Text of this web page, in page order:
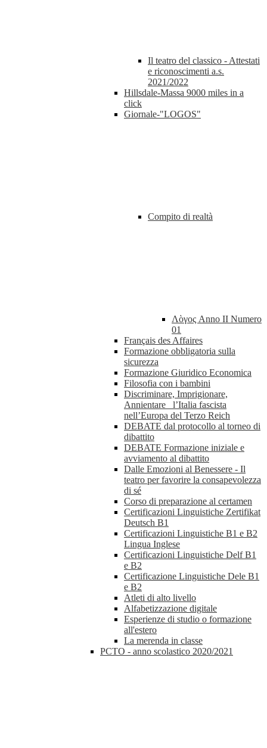
Il teatro del classico - Attestati
e riconoscimenti a.s.
2021/2022
Hillsdale-Massa 9000 miles in a
click
Giornale-"LOGOS"
Compito di realtà
Λὸγος Anno II Numero
01
Français des Affaires
Formazione obbligatoria sulla
sicurezza
Formazione Giuridico Economica
Filosofia con i bambini
Discriminare, Imprigionare,
Annientare_ l’Italia fascista
nell’Europa del Terzo Reich
DEBATE dal protocollo al torneo di
dibattito
DEBATE Formazione iniziale e
avviamento al dibattito
Dalle Emozioni al Benessere - Il
teatro per favorire la consapevolezza
di sé
Corso di preparazione al certamen
Certificazioni Linguistiche Zertifikat
Deutsch B1
Certificazioni Linguistiche B1 e B2
Lingua Inglese
Certificazioni Linguistiche Delf B1
e B2
Certificazione Linguistiche Dele B1
e B2
Atleti di alto livello
Alfabetizzazione digitale
Esperienze di studio o formazione
all'estero
La merenda in classe
PCTO - anno scolastico 2020/2021